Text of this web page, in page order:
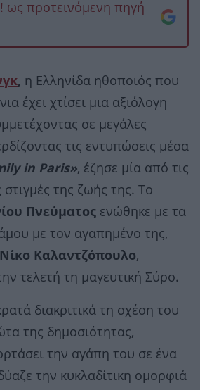
ως προτεινόμενη πηγή
, η Ελληνίδα ηθοποιός που
έχει χτίσει μια αξιόλογη
σε μεγάλες
τις εντυπώσεις μέσα
in Paris», έζησε μία από τις
στιγμές της ζωής της. Το
Πνεύματος ενώθηκε με τα
με τον αγαπημένο της,
Νίκο Καλαντζόπουλο,
τελετή τη μαγευτική Σύρο.
διακριτικά τη σχέση του
της δημοσιότητας,
την αγάπη του σε ένα
την κυκλαδίτικη ομορφιά